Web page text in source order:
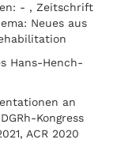
- ‚ Zeitschrift
Neues aus
Hans-Hench-
an
Kongress
ACR 2020